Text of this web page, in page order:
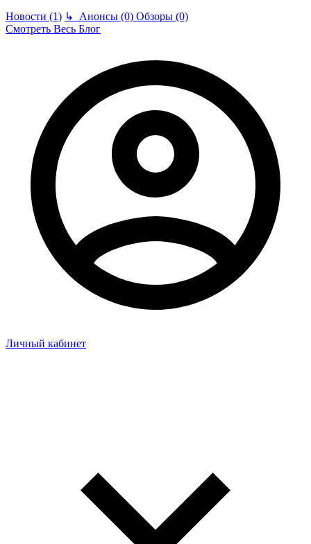
Новости (1) ↳ Анонсы (0) Обзоры (0)
Смотреть Весь Блог
Личный кабинет